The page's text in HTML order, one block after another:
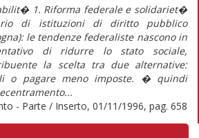
1. Riforma federale e solidariet�
di istituzioni di diritto pubblico
le tendenze federaliste nascono in
di ridurre lo stato sociale,
la scelta tra due alternative:
o pagare meno imposte. � quindi
- Parte / Inserto, 01/11/1996, pag. 658